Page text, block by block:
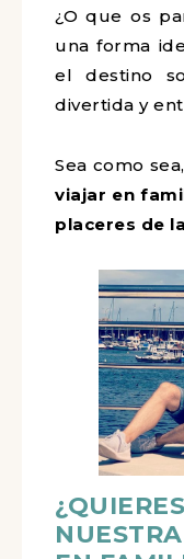
¿O que os
una forma
el destino
divertida y
Sea como
viajar en
placeres de